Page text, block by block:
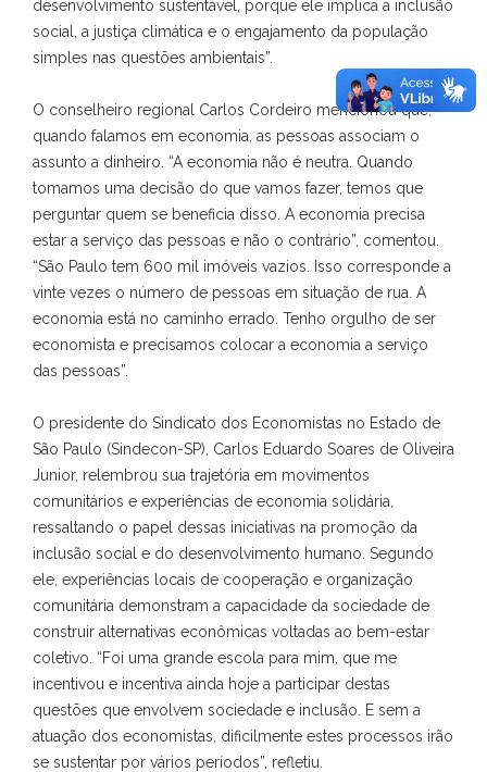
desenvolvimento sustentável, porque ele implica a inclusão
social, a justiça climática e o engajamento da população
simples nas questões ambientais”.
O conselheiro regional Carlos Cordeiro mencionou que,
quando falamos em economia, as pessoas associam o
assunto a dinheiro. “A economia não é neutra. Quando
tomamos uma decisão do que vamos fazer, temos que
perguntar quem se beneficia disso. A economia precisa
estar a serviço das pessoas e não o contrário”, comentou.
“São Paulo tem 600 mil imóveis vazios. Isso corresponde a
vinte vezes o número de pessoas em situação de rua. A
economia está no caminho errado. Tenho orgulho de ser
economista e precisamos colocar a economia a serviço
das pessoas”.
O presidente do Sindicato dos Economistas no Estado de
São Paulo (Sindecon-SP), Carlos Eduardo Soares de Oliveira
Junior, relembrou sua trajetória em movimentos
comunitários e experiências de economia solidária,
ressaltando o papel dessas iniciativas na promoção da
inclusão social e do desenvolvimento humano. Segundo
ele, experiências locais de cooperação e organização
comunitária demonstram a capacidade da sociedade de
construir alternativas econômicas voltadas ao bem-estar
coletivo. “Foi uma grande escola para mim, que me
incentivou e incentiva ainda hoje a participar destas
questões que envolvem sociedade e inclusão. E sem a
atuação dos economistas, dificilmente estes processos irão
se sustentar por vários períodos”, refletiu.